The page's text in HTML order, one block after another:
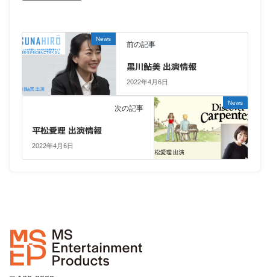
News
前の記事
黒川鮎美 出演情報
2022年4月6日
News
次の記事
平松愛理 出演情報
2022年4月6日